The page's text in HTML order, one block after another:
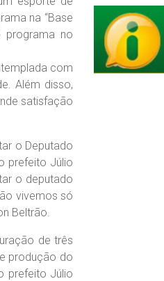
na “Base
programa no
com
Além disso,
satisfação
o Deputado
prefeito Júlio
o deputado
vivemos só
Beltrão.
de três
produção do
prefeito Júlio